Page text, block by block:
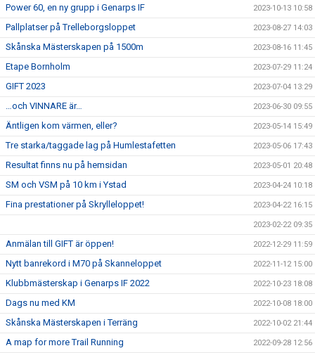
Power 60, en ny grupp i Genarps IF 2023-10-13 10:58
Pallplatser på Trelleborgsloppet 2023-08-27 14:03
Skånska Mästerskapen på 1500m 2023-08-16 11:45
Etape Bornholm 2023-07-29 11:24
GIFT 2023 2023-07-04 13:29
…och VINNARE är… 2023-06-30 09:55
Äntligen kom värmen, eller? 2023-05-14 15:49
Tre starka/taggade lag på Humlestafetten 2023-05-06 17:43
Resultat finns nu på hemsidan 2023-05-01 20:48
SM och VSM på 10 km i Ystad 2023-04-24 10:18
Fina prestationer på Skrylleloppet! 2023-04-22 16:15
2023-02-22 09:35
Anmälan till GIFT är öppen! 2022-12-29 11:59
Nytt banrekord i M70 på Skanneloppet 2022-11-12 15:00
Klubbmästerskap i Genarps IF 2022 2022-10-23 18:08
Dags nu med KM 2022-10-08 18:00
Skånska Mästerskapen i Terräng 2022-10-02 21:44
A map for more Trail Running 2022-09-28 12:56